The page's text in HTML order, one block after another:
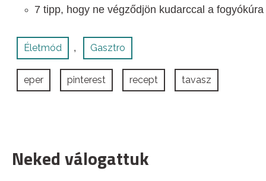
7 tipp, hogy ne végződjön kudarccal a fogyókúra
Életmód , Gasztro
eper pinterest recept tavasz
Neked válogattuk